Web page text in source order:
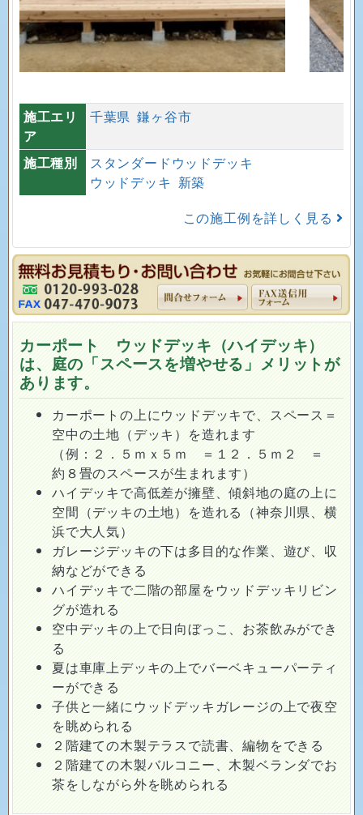
施工エリ
ア
千葉県 鎌ヶ谷市
施工種別
スタンダードウッドデッキ
ウッドデッキ 新築
この施工例を詳しく見る
カーポート ウッドデッキ（ハイデッキ）
は、庭の「スペースを増やせる」メリットが
あります。
カーポートの上にウッドデッキで、スペース＝
空中の土地（デッキ）を造れます
（例：２．５ｍｘ５ｍ ＝１２．５ｍ２ ＝
約８畳のスペースが生まれます）
ハイデッキで高低差が擁壁、傾斜地の庭の上に
空間（デッキの土地）を造れる（神奈川県、横
浜で大人気）
ガレージデッキの下は多目的な作業、遊び、収
納などができる
ハイデッキで二階の部屋をウッドデッキリビン
グが造れる
空中デッキの上で日向ぼっこ、お茶飲みができ
る
夏は車庫上デッキの上でバーベキューパーティ
ーができる
子供と一緒にウッドデッキガレージの上で夜空
を眺められる
２階建ての木製テラスで読書、編物をできる
２階建ての木製バルコニー、木製ベランダでお
茶をしながら外を眺められる